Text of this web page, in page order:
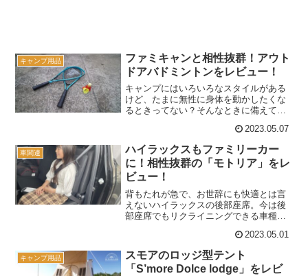
キャンプ用品
ファミキャンと相性抜群！アウト
ドアバドミントンをレビュー！
キャンプにはいろいろなスタイルがある
けど、たまに無性に身体を動かしたくな
るときってない？そんなときに備えてお
ご紹介。(function(b,c,f,g,a,d,e)
{b.MoshimoAffiliateO...
2023.05.07
車関連
ハイラックスもファミリーカー
に！相性抜群の「モトリア」をレ
ビュー！
背もたれが急で、お世辞にも快適とは言
えないハイラックスの後部座席。今は後
部座席でもリクライニングできる車種が
うしても見劣りして、「ファミリーカー
としては検討できない」という人も多い
のでは。そんな人にぜひ試...
2023.05.01
キャンプ用品
スモアのロッジ型テント
「S’more Dolce lodge」をレビ